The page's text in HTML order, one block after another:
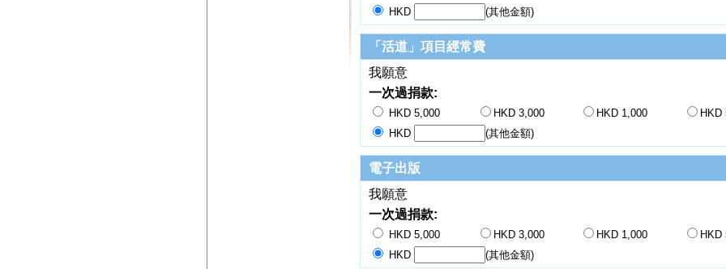
HKD
(其他金額)
「活道」項目經常費
我願意
一次過捐款:
HKD 5,000 HKD 3,000 HKD 1,000
HKD
HKD
(其他金額)
電子出版
我願意
一次過捐款:
HKD 5,000 HKD 3,000 HKD 1,000
HKD
HKD
(其他金額)